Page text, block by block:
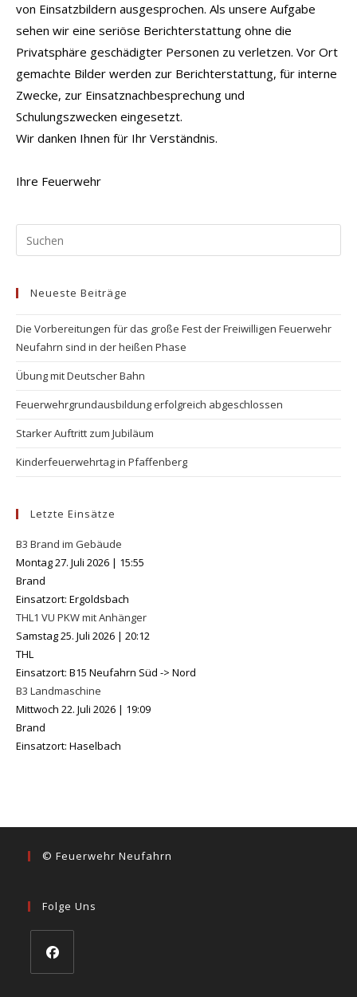
von Einsatzbildern ausgesprochen. Als unsere Aufgabe
sehen wir eine seriöse Berichterstattung ohne die
Privatsphäre geschädigter Personen zu verletzen. Vor Ort
gemachte Bilder werden zur Berichterstattung, für interne
Zwecke, zur Einsatznachbesprechung und
Schulungszwecken eingesetzt.
Wir danken Ihnen für Ihr Verständnis.
Ihre Feuerwehr
Neueste Beiträge
Die Vorbereitungen für das große Fest der Freiwilligen Feuerwehr
Neufahrn sind in der heißen Phase
Übung mit Deutscher Bahn
Feuerwehrgrundausbildung erfolgreich abgeschlossen
Starker Auftritt zum Jubiläum
Kinderfeuerwehrtag in Pfaffenberg
Letzte Einsätze
B3 Brand im Gebäude
Montag 27. Juli 2026 | 15:55
Brand
Einsatzort: Ergoldsbach
THL1 VU PKW mit Anhänger
Samstag 25. Juli 2026 | 20:12
THL
Einsatzort: B15 Neufahrn Süd -> Nord
B3 Landmaschine
Mittwoch 22. Juli 2026 | 19:09
Brand
Einsatzort: Haselbach
© Feuerwehr Neufahrn
Folge Uns